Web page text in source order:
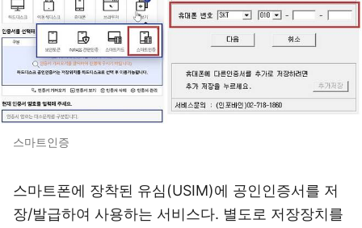
스마트인증
스마트폰에 장착된 유심(USIM)에 공인인증서를 저
장/발급하여 사용하는 서비스다. 별도로 저장장치를